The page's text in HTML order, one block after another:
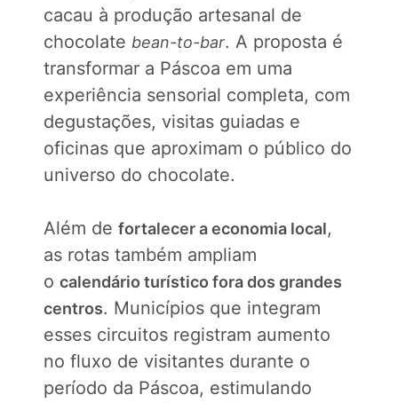
cacau à produção artesanal de
chocolate bean-to-bar. A proposta é
transformar a Páscoa em uma
experiência sensorial completa, com
degustações, visitas guiadas e
oficinas que aproximam o público do
universo do chocolate.
Além de fortalecer a economia local,
as rotas também ampliam
o calendário turístico fora dos grandes
centros. Municípios que integram
esses circuitos registram aumento
no fluxo de visitantes durante o
período da Páscoa, estimulando